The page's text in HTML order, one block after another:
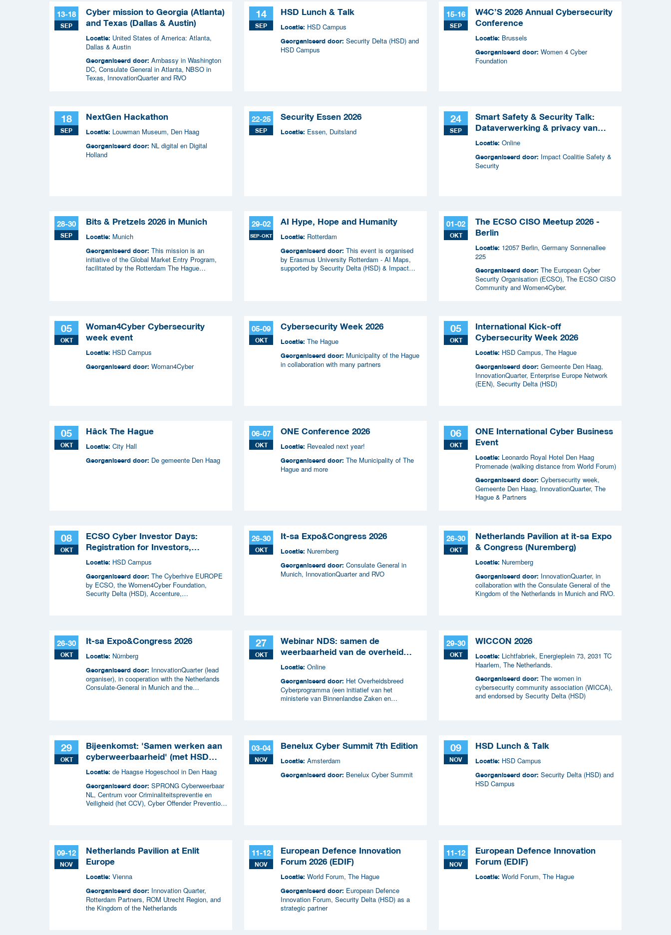
13-18
SEP
Cyber mission to Georgia (Atlanta)
and Texas (Dallas & Austin)
Locatie: United States of America: Atlanta,
Dallas & Austin
Georganiseerd door: Ambassy in Washington
DC, Consulate General in Atlanta, NBSO in
Texas, InnovationQuarter and RVO
14
SEP
HSD Lunch & Talk
Locatie: HSD Campus
Georganiseerd door: Security Delta (HSD) and
HSD Campus
15-16
SEP
W4C’S 2026 Annual Cybersecurity
Conference
Locatie: Brussels
Georganiseerd door: Women 4 Cyber
Foundation
18
SEP
NextGen Hackathon
Locatie: Louwman Museum, Den Haag
Georganiseerd door: NL digital en Digital
Holland
22-25
SEP
Security Essen 2026
Locatie: Essen, Duitsland
24
SEP
Smart Safety & Security Talk:
Dataverwerking & privacy van
slimme apparaten
Locatie: Online
Georganiseerd door: Impact Coalitie Safety &
Security
28-30
SEP
Bits & Pretzels 2026 in Munich
Locatie: Munich
Georganiseerd door: This mission is an
initiative of the Global Market Entry Program,
facilitated by the Rotterdam The Hague
29-02
SEP-OKT
AI Hype, Hope and Humanity
Locatie: Rotterdam
Georganiseerd door: This event is organised
by Erasmus University Rotterdam - AI Maps,
supported by Security Delta (HSD) & Impact
01-02
OKT
The ECSO CISO Meetup 2026 -
Berlin
Locatie: 12057 Berlin, Germany Sonnenallee
225
Georganiseerd door: The European Cyber
Security Organisation (ECSO), The ECSO CISO
Community and Women4Cyber.
05
OKT
Woman4Cyber Cybersecurity
week event
Locatie: HSD Campus
Georganiseerd door: Woman4Cyber
05-09
OKT
Cybersecurity Week 2026
Locatie: The Hague
Georganiseerd door: Municipality of the Hague
in collaboration with many partners
05
OKT
International Kick-off
Cybersecurity Week 2026
Locatie: HSD Campus, The Hague
Georganiseerd door: Gemeente Den Haag,
InnovationQuarter, Enterprise Europe Network
(EEN), Security Delta (HSD)
05
OKT
Hâck The Hague
Locatie: City Hall
Georganiseerd door: De gemeente Den Haag
06-07
OKT
ONE Conference 2026
Locatie: Revealed next year!
Georganiseerd door: The Municipality of The
Hague and more
06
OKT
ONE International Cyber Business
Event
Locatie: Leonardo Royal Hotel Den Haag
Promenade (walking distance from World Forum)
Georganiseerd door: Cybersecurity week,
Gemeente Den Haag, InnovationQuarter, The
Hague & Partners
08
OKT
ECSO Cyber Investor Days:
Registration for Investors,
Integrators, and Cybersecurity
Enthusiasts 2026
Locatie: HSD Campus
Georganiseerd door: The Cyberhive EUROPE
by ECSO, the Women4Cyber Foundation,
Security Delta (HSD), Accenture,
26-30
OKT
It-sa Expo&Congress 2026
Locatie: Nuremberg
Georganiseerd door: Consulate General in
Munich, InnovationQuarter and RVO
26-30
OKT
Netherlands Pavilion at it-sa Expo
& Congress (Nuremberg)
Locatie: Nuremberg
Georganiseerd door: InnovationQuarter, in
collaboration with the Consulate General of the
Kingdom of the Netherlands in Munich and RVO.
26-30
OKT
It-sa Expo&Congress 2026
Locatie: Nürnberg
Georganiseerd door: InnovationQuarter (lead
organiser), in cooperation with the Netherlands
Consulate-General in Munich and the
27
OKT
Webinar NDS: samen de
weerbaarheid van de overheid
versterken
Locatie: Online
Georganiseerd door: Het Overheidsbreed
Cyberprogramma (een initiatief van het
ministerie van Binnenlandse Zaken en
29-30
OKT
WICCON 2026
Locatie: Lichtfabriek, Energieplein 73, 2031 TC
Haarlem, The Netherlands.
Georganiseerd door: The women in
cybersecurity community association (WICCA),
and endorsed by Security Delta (HSD)
29
OKT
Bijeenkomst: 'Samen werken aan
cyberweerbaarheid' (met HSD
Café)
Locatie: de Haagse Hogeschool in Den Haag
Georganiseerd door: SPRONG Cyberweerbaar
NL, Centrum voor Criminaliteitspreventie en
Veiligheid (het CCV), Cyber Offender Prevention
03-04
NOV
Benelux Cyber Summit 7th Edition
Locatie: Amsterdam
Georganiseerd door: Benelux Cyber Summit
09
NOV
HSD Lunch & Talk
Locatie: HSD Campus
Georganiseerd door: Security Delta (HSD) and
HSD Campus
09-12
NOV
Netherlands Pavilion at Enlit
Europe
Locatie: Vienna
Georganiseerd door: Innovation Quarter,
Rotterdam Partners, ROM Utrecht Region, and
the Kingdom of the Netherlands
11-12
NOV
European Defence Innovation
Forum 2026 (EDIF)
Locatie: World Forum, The Hague
Georganiseerd door: European Defence
Innovation Forum, Security Delta (HSD) as a
strategic partner
11-12
NOV
European Defence Innovation
Forum (EDIF)
Locatie: World Forum, The Hague